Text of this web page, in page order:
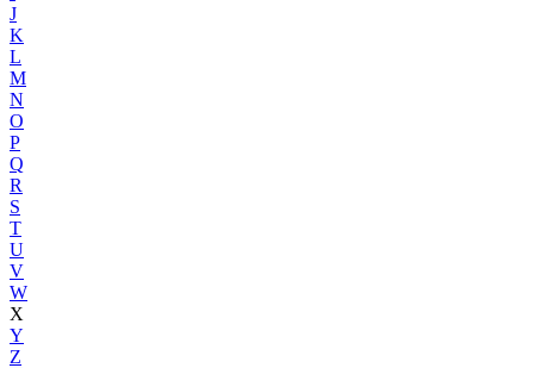
J
K
L
M
N
O
P
Q
R
S
T
U
V
W
X
Y
Z